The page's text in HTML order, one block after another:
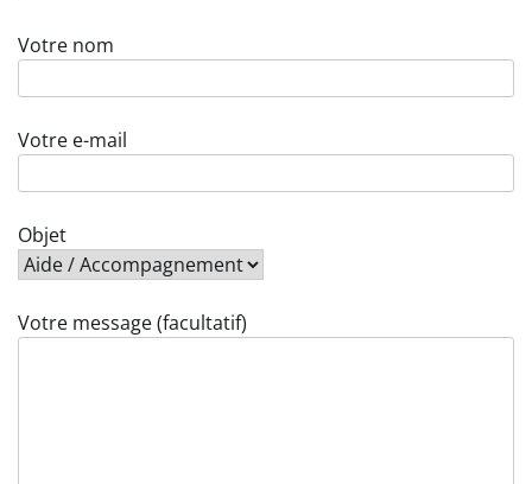
Votre nom
Votre e-mail
Objet
Votre message (facultatif)